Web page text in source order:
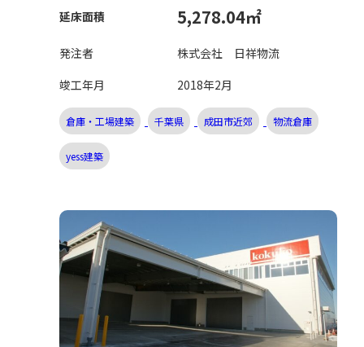
延床面積 5,278.04㎡
発注者
株式会社 日祥物流
竣工年月
2018年2月
倉庫・工場建築 千葉県 成田市近郊 物流倉庫
yess建築